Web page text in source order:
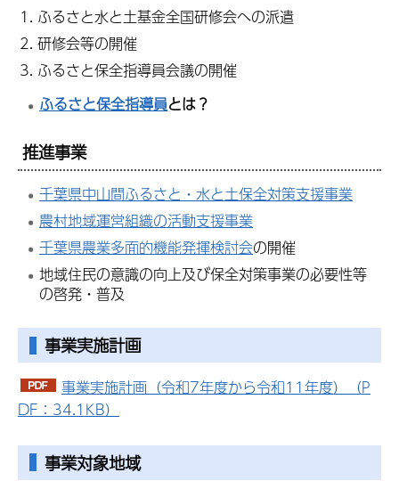
ふるさと水と土基金全国研修会への派遣
研修会等の開催
ふるさと保全指導員会議の開催
ふるさと保全指導員とは？
推進事業
千葉県中山間ふるさと・水と土保全対策支援事業
農村地域運営組織の活動支援事業
千葉県農業多面的機能発揮検討会の開催
地域住民の意識の向上及び保全対策事業の必要性等
の啓発・普及
事業実施計画
事業実施計画（令和7年度から令和11年度）（P
DF：34.1KB）
事業対象地域